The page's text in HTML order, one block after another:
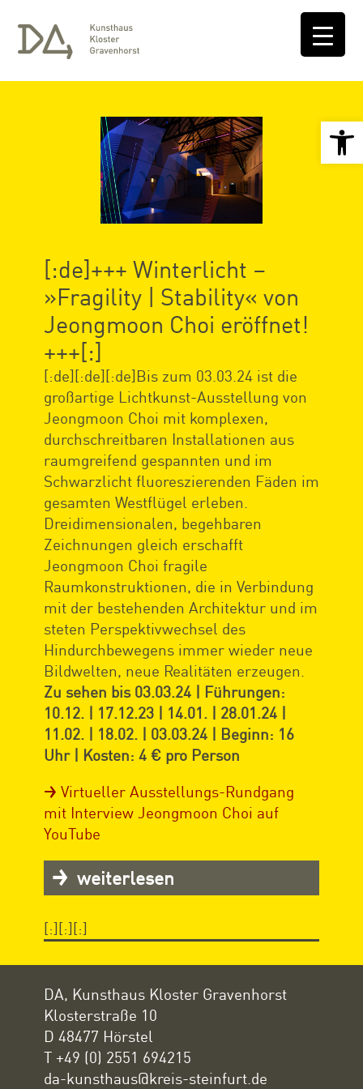
[:de]+++ Winterlicht –
»Fragility | Stability« von
Jeongmoon Choi eröffnet!
+++[:]
[:de][:de][:de]Bis zum 03.03.24 ist die
großartige Lichtkunst-Ausstellung von
Jeongmoon Choi mit komplexen,
durchschreitbaren Installationen aus
raumgreifend gespannten und im
Schwarzlicht fluoreszierenden Fäden im
gesamten Westflügel erleben.
Dreidimensionalen, begehbaren
Zeichnungen gleich erschafft
Jeongmoon Choi fragile
Raumkonstruktionen, die in Verbindung
mit der bestehenden Architektur und im
steten Perspektivwechsel des
Hindurchbewegens immer wieder neue
Bildwelten, neue Realitäten erzeugen.
Zu sehen bis 03.03.24 | Führungen:
10.12. | 17.12.23 | 14.01. | 28.01.24 |
11.02. | 18.02. | 03.03.24 | Beginn: 16
Uhr | Kosten: 4 € pro Person
Virtueller Ausstellungs-Rundgang
mit Interview Jeongmoon Choi auf
YouTube
weiterlesen
[:][:][:]
DA, Kunsthaus Kloster Gravenhorst
Klosterstraße 10
D 48477 Hörstel
T +49 (0) 2551 694215
da-kunsthaus@kreis-steinfurt.de